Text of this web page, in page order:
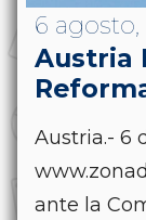
6 agosto,
Austria
Austria.- 6
ante la